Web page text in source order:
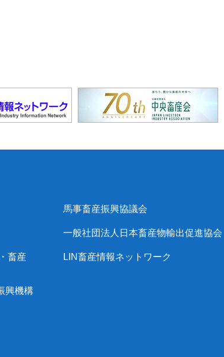
畜産
興機構
馬事畜産振興協議会
一般社団法人日本畜産物輸出促進協会
LIN畜産情報ネットワーク